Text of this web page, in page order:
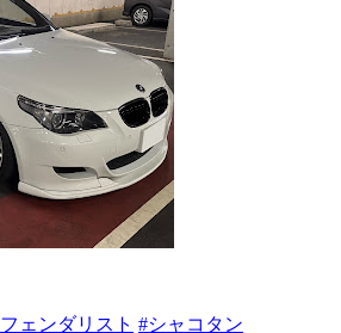
ェンダリスト #シャコタン